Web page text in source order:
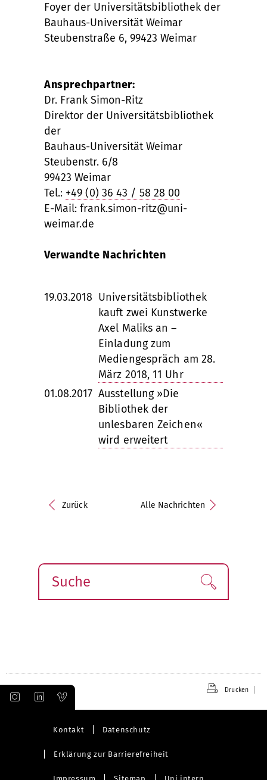
Foyer der Universitätsbibliothek der
Bauhaus-Universität Weimar
Steubenstraße 6, 99423 Weimar
Ansprechpartner:
Dr. Frank Simon-Ritz
Direktor der Universitätsbibliothek
der
Bauhaus-Universität Weimar
Steubenstr. 6/8
99423 Weimar
Tel.: +49 (0) 36 43 / 58 28 00
E-Mail: frank.simon-ritz@uni-
weimar.de
Verwandte Nachrichten
19.03.2018 Universitätsbibliothek
kauft zwei Kunstwerke
Axel Maliks an –
Einladung zum
Mediengespräch am 28.
März 2018, 11 Uhr
01.08.2017 Ausstellung »Die
Bibliothek der
unlesbaren Zeichen«
wird erweitert
Zurück Alle Nachrichten
Suche Finden!
Drucken
Kontakt Datenschutz
Erklärung zur Barrierefreiheit